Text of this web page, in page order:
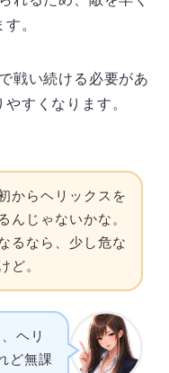
。
戦い続ける必要があ
すくなります。
からヘリックスを
んじゃないかな。
るなら、少し危な
ど。
ヘリ
ど無課